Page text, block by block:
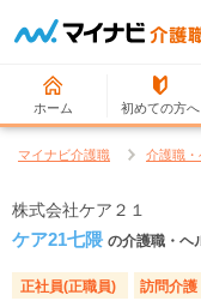
ホーム 初めての方へ
マイナビ介護職 介護職・
株式会社ケア２１
ケア21七隈 の介護職・ヘ
正社員(正職員) 訪問介護